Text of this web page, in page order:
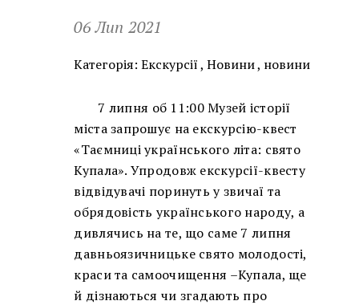
06 Лип 2021
Категорія: Екскурсії,Новини, новини
7 липня об 11:00 Музей історії
міста запрошує на екскурсію-квест
«Таємниці українського літа: свято
Купала». Упродовж екскурсії-квесту
відвідувачі поринуть у звичаї та
обрядовість українського народу, а
дивлячись на те, що саме 7 липня
давньоязичницьке свято молодості,
краси та самоочищення –Купала, ще
й дізнаються чи згадають про